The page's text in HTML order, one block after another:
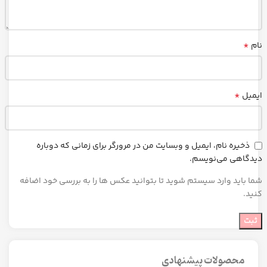
نام *
ایمیل *
ذخیره نام، ایمیل و وبسایت من در مرورگر برای زمانی که دوباره
دیدگاهی می‌نویسم.
شما باید وارد سیستم شوید تا بتوانید عکس ها را به بررسی خود اضافه
کنید.
محصولات پیشنهادی